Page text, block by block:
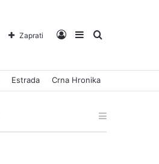
Pretraga
Sidebar
Log
Zaprati
Estrada Crna Hronika